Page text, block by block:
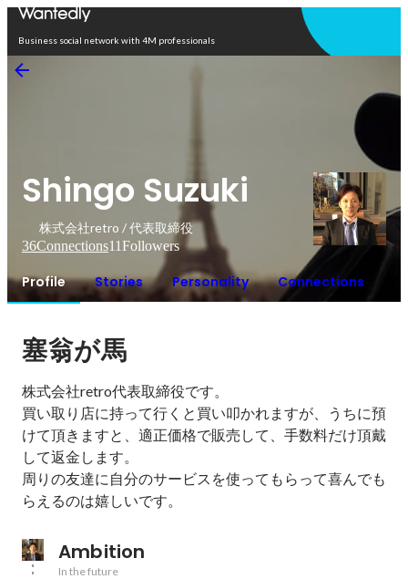
Business social network with 4M professionals
Shingo Suzuki
株式会社retro / 代表取締役
36Connections11Followers
Profile Stories Personality Connections
塞翁が馬
株式会社retro代表取締役です。
買い取り店に持って行くと買い叩かれますが、うちに預
けて頂きますと、適正価格で販売して、手数料だけ頂戴
して返金します。
周りの友達に自分のサービスを使ってもらって喜んでも
らえるのは嬉しいです。
Ambition
In the future